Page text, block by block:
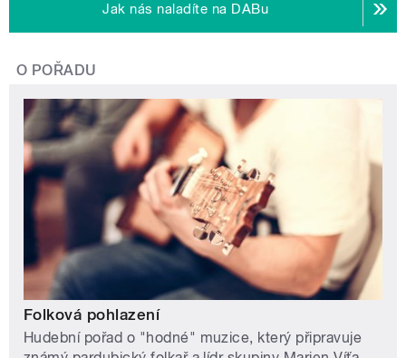
Jak nás naladíte na DABu
O POŘADU
Folková pohlazení
Hudební pořad o "hodné" muzice, který připravuje